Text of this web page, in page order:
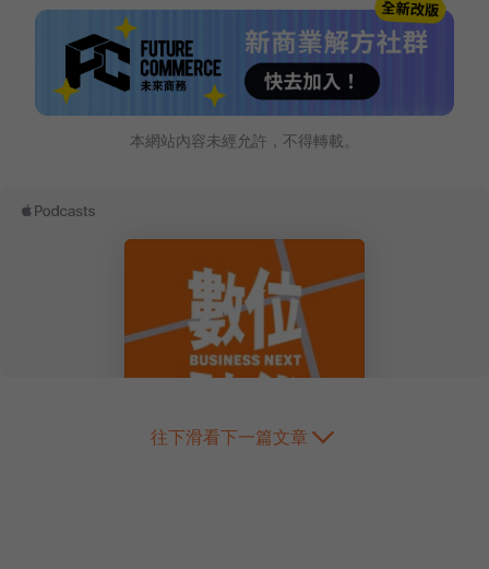
本網站內容未經允許，不得轉載。
往下滑看下一篇文章